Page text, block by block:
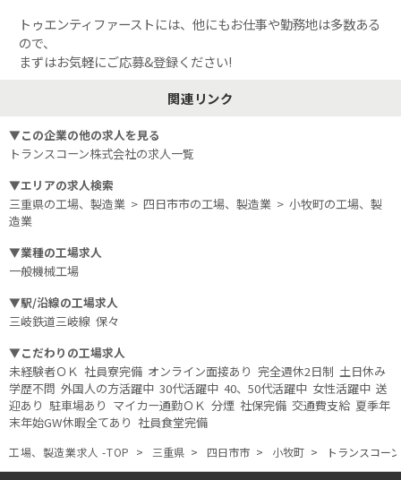
トゥエンティファーストには、他にもお仕事や勤務地は多数ある
ので、
まずはお気軽にご応募&登録ください!
関連リンク
▼この企業の他の求人を見る
トランスコーン株式会社の求人一覧
▼エリアの求人検索
三重県の工場、製造業 > 四日市市の工場、製造業 > 小牧町の工場、製
造業
▼業種の工場求人
一般機械工場
▼駅/沿線の工場求人
三岐鉄道三岐線 保々
▼こだわりの工場求人
未経験者ＯＫ 社員寮完備 オンライン面接あり 完全週休2日制 土日休み
学歴不問 外国人の方活躍中 30代活躍中 40、50代活躍中 女性活躍中 送
迎あり 駐車場あり マイカー通勤ＯＫ 分煙 社保完備 交通費支給 夏季年
末年始GW休暇全てあり 社員食堂完備
工場、製造業求人 -TOP 三重県 四日市市 小牧町 トランスコー